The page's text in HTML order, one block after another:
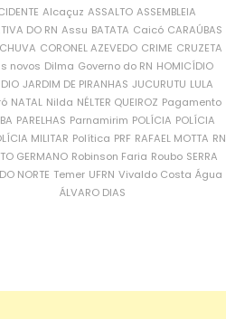
Alcaçuz ASSALTO ASSEMBLEIA
DO RN Assu BATATA Caicó CARAÚBAS
CORONEL AZEVEDO CRIME CRUZETA
novos Dilma Governo do RN HOMICÍDIO
JARDIM DE PIRANHAS JUCURUTU LULA
NATAL Nilda NÉLTER QUEIROZ Pagamento
PARELHAS Parnamirim POLÍCIA POLÍCIA
MILITAR Política PRF RAFAEL MOTTA RN
GERMANO Robinson Faria Roubo SERRA
NORTE Temer UFRN Vivaldo Costa Água
ÁLVARO DIAS